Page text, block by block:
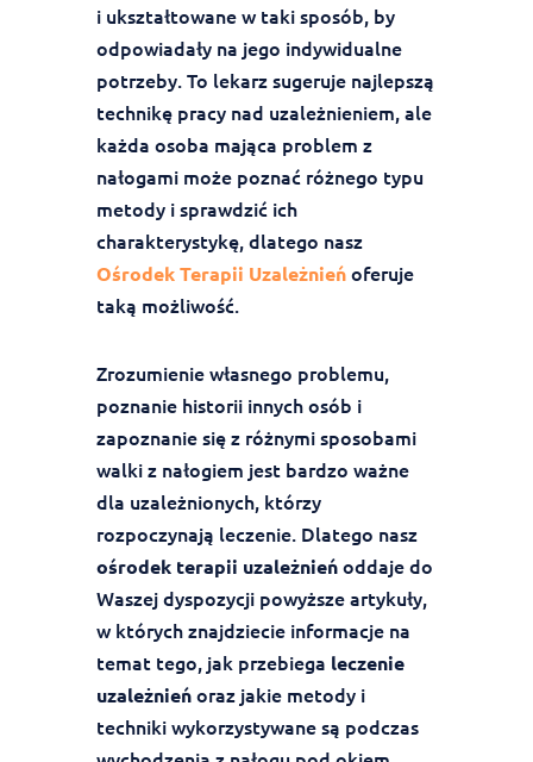
i ukształtowane w taki sposób, by
odpowiadały na jego indywidualne
potrzeby. To lekarz sugeruje najlepszą
technikę pracy nad uzależnieniem, ale
każda osoba mająca problem z
nałogami może poznać różnego typu
metody i sprawdzić ich
charakterystykę, dlatego nasz
Ośrodek Terapii Uzależnieńoferuje
taką możliwość.
Zrozumienie własnego problemu,
poznanie historii innych osób i
zapoznanie się z różnymi sposobami
walki z nałogiem jest bardzo ważne
dla uzależnionych, którzy
rozpoczynają leczenie. Dlatego nasz
ośrodek terapii uzależnieńoddaje do
Waszej dyspozycji powyższe artykuły,
w których znajdziecie informacje na
temat tego, jak przebiega leczenie
uzależnieńoraz jakie metody i
techniki wykorzystywane są podczas